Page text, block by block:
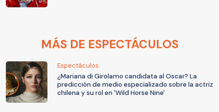
MÁS DE ESPECTÁCULOS
Espectáculos
¿Mariana di Girolamo candidata al Oscar? La
predicción de medio especializado sobre la actriz
chilena y su rol en 'Wild Horse Nine'